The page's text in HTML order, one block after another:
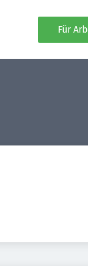
Für